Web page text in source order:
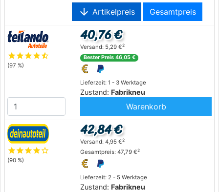
arrow_downward Artikelpreis Gesamtpreis
starstarstarstarstar_half
(97 %)
Lieferzeit: 1 - 3 Werktage
Zustand: Fabrikneu
40,76 €
Versand: 5,29 €2
Bester Preis 46,05 €
Warenkorb
starstarstarstarstar_outline
(90 %)
Lieferzeit: 2 - 5 Werktage
Zustand: Fabrikneu
42,84 €
Versand: 4,95 €2
Gesamtpreis: 47,79 €2